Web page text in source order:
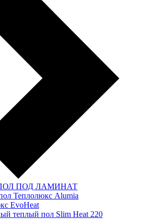
ПОД ЛАМИНАТ
Теплолюкс Alumia
EvoHeat
теплый пол Slim Heat 220